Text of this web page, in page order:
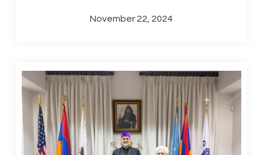
November 22, 2024